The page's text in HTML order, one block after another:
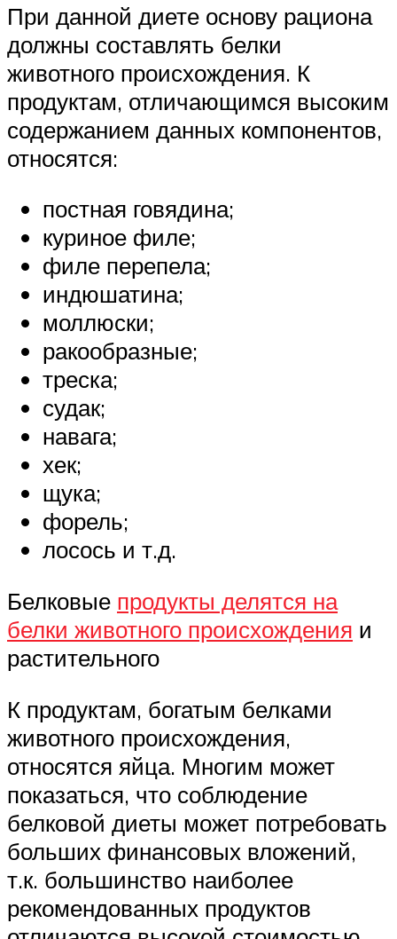
При данной диете основу рациона
должны составлять белки
животного происхождения. К
продуктам, отличающимся высоким
содержанием данных компонентов,
относятся:
постная говядина;
куриное филе;
филе перепела;
индюшатина;
моллюски;
ракообразные;
треска;
судак;
навага;
хек;
щука;
форель;
лосось и т.д.
Белковые продукты делятся на
белки животного происхождения и
растительного
К продуктам, богатым белками
животного происхождения,
относятся яйца. Многим может
показаться, что соблюдение
белковой диеты может потребовать
больших финансовых вложений,
т.к. большинство наиболее
рекомендованных продуктов